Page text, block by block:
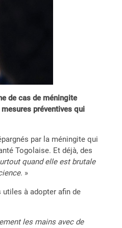
de cas de méningite
préventives qui
par la méningite qui
Togolaise. Et déjà, des
quand elle est brutale
. »
à adopter afin de
les mains avec de